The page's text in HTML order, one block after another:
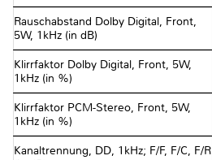
Rauschabstand Dolby Digital, Front,
5W, 1kHz (in dB)
Klirrfaktor Dolby Digital, Front, 5W,
1kHz (in %)
Klirrfaktor PCM-Stereo, Front, 5W,
1kHz (in %)
Kanaltrennung, DD, 1kHz; F/F, F/C, F/R